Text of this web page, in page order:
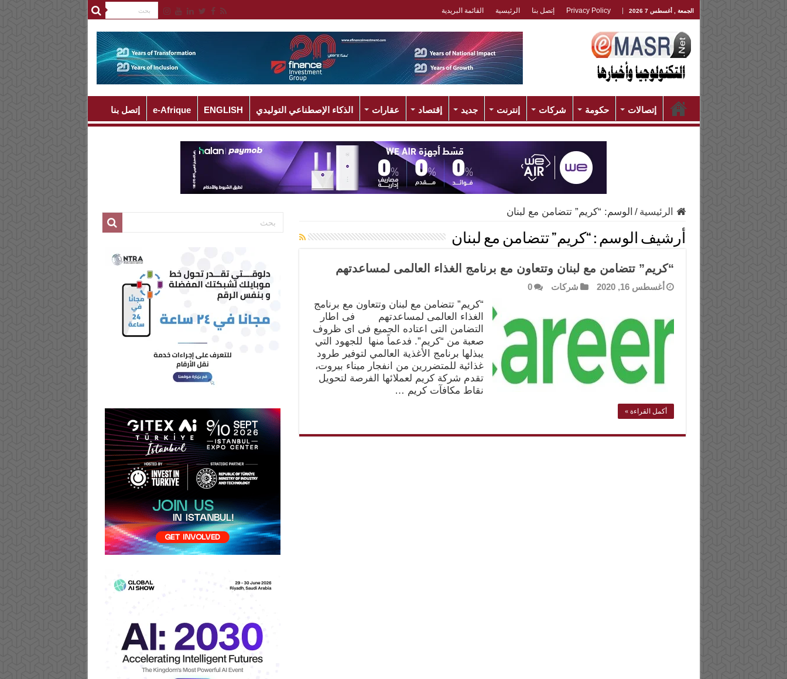
الجمعة , أغسطس 7 2026 Privacy Policy إتصل بنا الرئيسية القائمة البريدية
إتصالات حكومة شركات إنترنت جديد إقتصاد عقارات الذكاء الإصطناعي التوليدي ENGLISH
e-Afrique إتصل بنا
الرئيسية / الوسم: “كريم” تتضامن مع لبنان
أرشيف الوسم : “كريم” تتضامن مع لبنان
“كريم” تتضامن مع لبنان وتتعاون مع برنامج الغذاء العالمى لمساعدتهم
أغسطس 16, 2020 شركات 0
“كريم” تتضامن مع لبنان وتتعاون مع برنامج
الغذاء العالمى لمساعدتهم فى اطار
التضامن التى اعتاده الجميع فى اى ظروف
صعبة من “كريم”. فدعماً منها للجهود التي
يبذلها برنامج الأغذية العالمي لتوفير طرود
غذائية للمتضررين من انفجار ميناء بيروت،
تقدم شركة كريم لعملائها الفرصة لتحويل
نقاط مكافآت كريم …
أكمل القراءة »